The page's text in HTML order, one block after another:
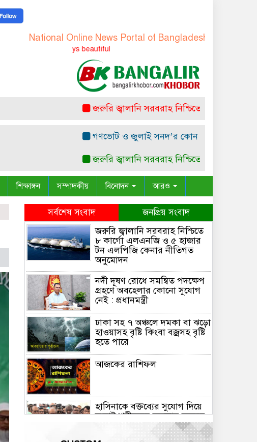
National Online News Portal of Bangladesh-বাংলাদেশের
জরুরি জ্বালানি সরবরাহ নিশ্চিতে ৮ কার্গো
গণভোট ও জুলাই সনদ’র কোন সাংবিধানিক ও
জরুরি জ্বালানি সরবরাহ নিশ্চিতে ৮ কার্গো
শিক্ষাঙ্গন সম্পাদকীয় বিনোদন আরও
সর্বশেষ সংবাদ জনপ্রিয় সংবাদ
জরুরি জ্বালানি সরবরাহ নিশ্চিতে
৮ কার্গো এলএনজি ও ৫ হাজার
টন এলপিজি কেনার নীতিগত
অনুমোদন
নদী দূষণ রোধে সমন্বিত পদক্ষেপ
গ্রহণে অবহেলার কোনো সুযোগ
নেই : প্রধানমন্ত্রী
ঢাকা সহ ৭ অঞ্চলে দমকা বা ঝড়ো
হাওয়াসহ বৃষ্টি কিংবা বজ্রসহ বৃষ্টি
হতে পারে
আজকের রাশিফল
হাসিনাকে বক্তব্যের সুযোগ দিয়ে
জুলাই শহীদদের অসম্মান করেছে